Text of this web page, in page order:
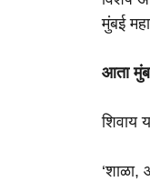
मुंबई
आता
शिवाय
‘शाळा,